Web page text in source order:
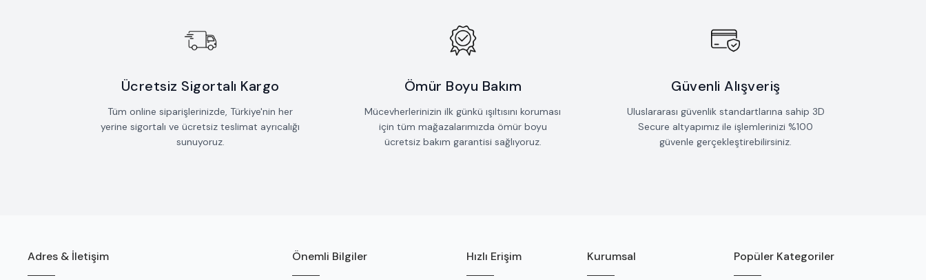
Ücretsiz Sigortalı Kargo
Tüm online siparişlerinizde, Türkiye'nin her
yerine sigortalı ve ücretsiz teslimat ayrıcalığı
sunuyoruz.
Ömür Boyu Bakım
Mücevherlerinizin ilk günkü ışıltısını koruması
için tüm mağazalarımızda ömür boyu
ücretsiz bakım garantisi sağlıyoruz.
Güvenli Alışveriş
Uluslararası güvenlik standartlarına sahip 3D
Secure altyapımız ile işlemlerinizi %100
güvenle gerçekleştirebilirsiniz.
Adres & İletişim Önemli Bilgiler Hızlı Erişim Kurumsal Popüler Kategoriler